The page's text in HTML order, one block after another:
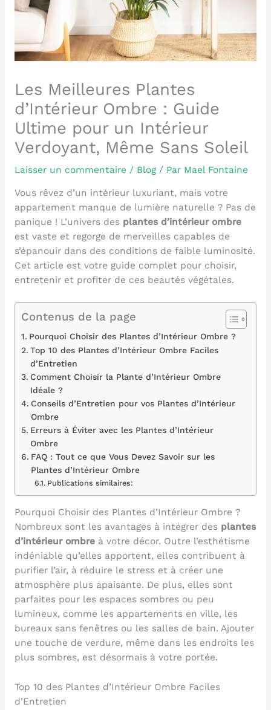
Les Meilleures Plantes
d’Intérieur Ombre : Guide
Ultime pour un Intérieur
Verdoyant, Même Sans Soleil
Laisser un commentaire / Blog/ Par Mael Fontaine
Vous rêvez d’un intérieur luxuriant, mais votre
appartement manque de lumière naturelle ? Pas de
panique ! L’univers des plantes d’intérieur ombre
est vaste et regorge de merveilles capables de
s’épanouir dans des conditions de faible luminosité.
Cet article est votre guide complet pour choisir,
entretenir et profiter de ces beautés végétales.
Contenus de la page
Pourquoi Choisir des Plantes d’Intérieur Ombre ?
Top 10 des Plantes d’Intérieur Ombre Faciles
d’Entretien
Comment Choisir la Plante d’Intérieur Ombre
Idéale ?
Conseils d’Entretien pour vos Plantes d’Intérieur
Ombre
Erreurs à Éviter avec les Plantes d’Intérieur
Ombre
FAQ : Tout ce que Vous Devez Savoir sur les
Plantes d’Intérieur Ombre
Publications similaires:
Pourquoi Choisir des Plantes d’Intérieur Ombre ?
Nombreux sont les avantages à intégrer des plantes
d’intérieur ombreà votre décor. Outre l’esthétisme
indéniable qu’elles apportent, elles contribuent à
purifier l’air, à réduire le stress et à créer une
atmosphère plus apaisante. De plus, elles sont
parfaites pour les espaces sombres ou peu
lumineux, comme les appartements en ville, les
bureaux sans fenêtres ou les salles de bain. Ajouter
une touche de verdure, même dans les endroits les
plus sombres, est désormais à votre portée.
Top 10 des Plantes d’Intérieur Ombre Faciles
d’Entretien